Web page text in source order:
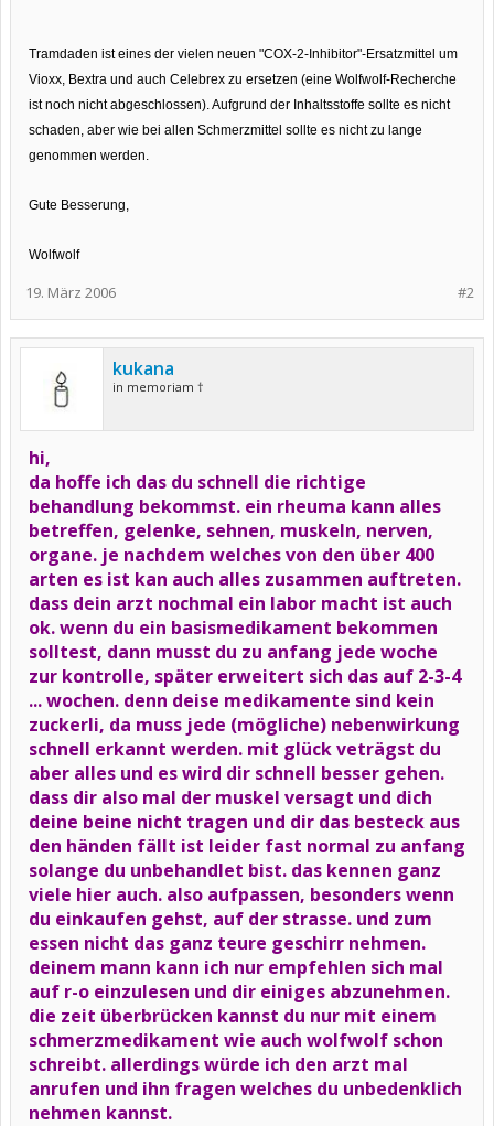
Tramdaden ist eines der vielen neuen "COX-2-Inhibitor"-Ersatzmittel um
Vioxx, Bextra und auch Celebrex zu ersetzen (eine Wolfwolf-Recherche
ist noch nicht abgeschlossen). Aufgrund der Inhaltsstoffe sollte es nicht
schaden, aber wie bei allen Schmerzmittel sollte es nicht zu lange
genommen werden.
Gute Besserung,
Wolfwolf
#2
19. März 2006
kukana
in memoriam †
hi,
da hoffe ich das du schnell die richtige
behandlung bekommst. ein rheuma kann alles
betreffen, gelenke, sehnen, muskeln, nerven,
organe. je nachdem welches von den über 400
arten es ist kan auch alles zusammen auftreten.
dass dein arzt nochmal ein labor macht ist auch
ok. wenn du ein basismedikament bekommen
solltest, dann musst du zu anfang jede woche
zur kontrolle, später erweitert sich das auf 2-3-4
... wochen. denn deise medikamente sind kein
zuckerli, da muss jede (mögliche) nebenwirkung
schnell erkannt werden. mit glück veträgst du
aber alles und es wird dir schnell besser gehen.
dass dir also mal der muskel versagt und dich
deine beine nicht tragen und dir das besteck aus
den händen fällt ist leider fast normal zu anfang
solange du unbehandlet bist. das kennen ganz
viele hier auch. also aufpassen, besonders wenn
du einkaufen gehst, auf der strasse. und zum
essen nicht das ganz teure geschirr nehmen.
deinem mann kann ich nur empfehlen sich mal
auf r-o einzulesen und dir einiges abzunehmen.
die zeit überbrücken kannst du nur mit einem
schmerzmedikament wie auch wolfwolf schon
schreibt. allerdings würde ich den arzt mal
anrufen und ihn fragen welches du unbedenklich
nehmen kannst.